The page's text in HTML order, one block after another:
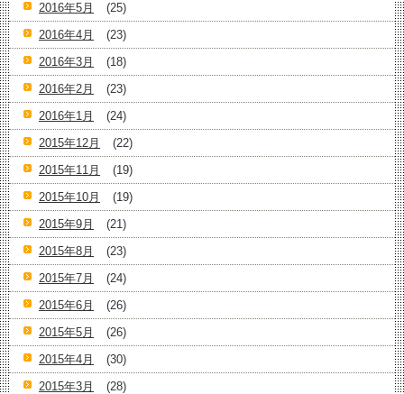
2016年5月
(25)
2016年4月
(23)
2016年3月
(18)
2016年2月
(23)
2016年1月
(24)
2015年12月
(22)
2015年11月
(19)
2015年10月
(19)
2015年9月
(21)
2015年8月
(23)
2015年7月
(24)
2015年6月
(26)
2015年5月
(26)
2015年4月
(30)
2015年3月
(28)